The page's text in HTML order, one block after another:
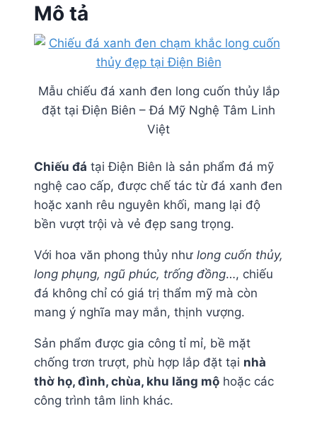
Mô tả
Mẫu chiếu đá xanh đen long cuốn thủy lắp
đặt tại Điện Biên – Đá Mỹ Nghệ Tâm Linh
Việt
Chiếu đá tại Điện Biên là sản phẩm đá mỹ
nghệ cao cấp, được chế tác từ đá xanh đen
hoặc xanh rêu nguyên khối, mang lại độ
bền vượt trội và vẻ đẹp sang trọng.
Với hoa văn phong thủy như long cuốn thủy,
long phụng, ngũ phúc, trống đồng…, chiếu
đá không chỉ có giá trị thẩm mỹ mà còn
mang ý nghĩa may mắn, thịnh vượng.
Sản phẩm được gia công tỉ mỉ, bề mặt
chống trơn trượt, phù hợp lắp đặt tại nhà
thờ họ, đình, chùa, khu lăng mộ hoặc các
công trình tâm linh khác.